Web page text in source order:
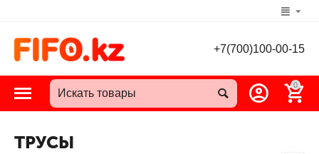
+7(700)100-00-15
0
ТРУСЫ